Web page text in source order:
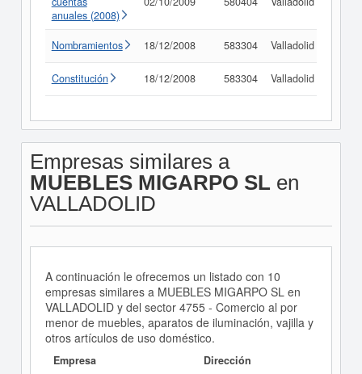
anuales (2008)
Nombramientos 18/12/2008 583304 Valladolid
Constitución 18/12/2008 583304 Valladolid
Empresas similares a
MUEBLES MIGARPO SL en
VALLADOLID
A continuación le ofrecemos un listado con 10
empresas similares a MUEBLES MIGARPO SL en
VALLADOLID y del sector 4755 - Comercio al por
menor de muebles, aparatos de iluminación, vajilla y
otros artículos de uso doméstico.
Empresa Dirección